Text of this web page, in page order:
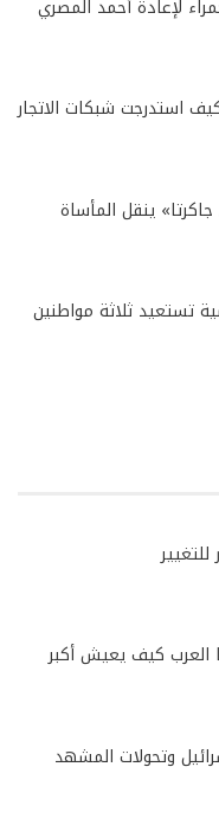
لإعادة أحمد المصري
استدرجت شبكات الاتجار
ينقل المأساة
تستعيد ثلاثة مواطنين
العرب كيف يعيش أكبر
وتحولات المشهد